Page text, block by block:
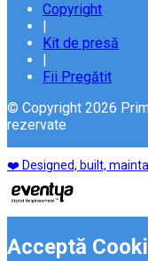
Copyright
Kit de presă
Fii Pregătit
© Copyright 2026
rezervate
❤️ Designed, built,
Acceptă